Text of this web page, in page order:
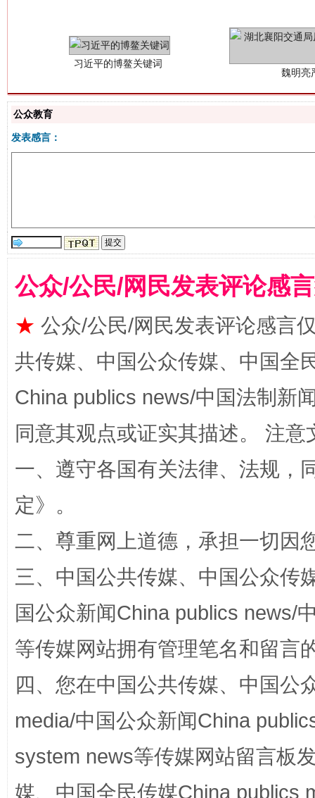
揭批美国五大"原罪" "
解纷+调解+退费，一次搞定
站台名比不上好声名
公众教育
发表感言：
公众/公民/网民发表评论感
★ 公众/公民/网民发表评论感言
共传媒、中国公众传媒、中国全
China publics news/中国法制新
同意其观点或证实其描述。 注
一、遵守各国有关法律、法规，
定》。
二、尊重网上道德，承担一切因
三、中国公共传媒、中国公众传
国公众新闻China publics news/
等传媒网站拥有管理笔名和留言
四、您在中国公共传媒、中国公
media/中国公众新闻China
system news等传媒网站留言板
媒、中国全民传媒China publics